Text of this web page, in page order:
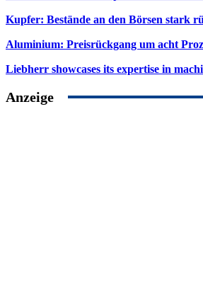
Kupfer: Bestände an den Börsen stark
Aluminium: Preisrückgang um acht
Liebherr showcases its expertise in
Anzeige